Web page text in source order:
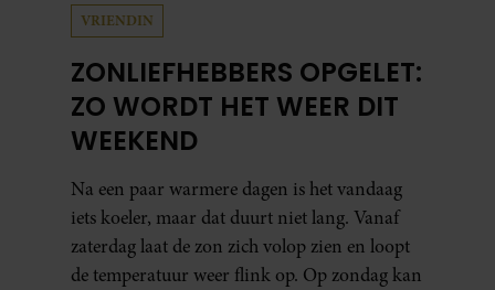
VRIENDIN
ZONLIEFHEBBERS OPGELET:
ZO WORDT HET WEER DIT
WEEKEND
Na een paar warmere dagen is het vandaag
iets koeler, maar dat duurt niet lang. Vanaf
zaterdag laat de zon zich volop zien en loopt
de temperatuur weer flink op. Op zondag kan